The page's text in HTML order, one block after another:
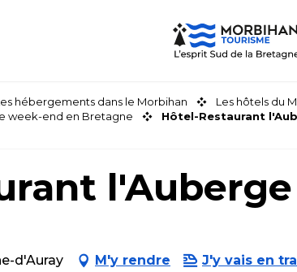
hébergements dans le Morbihan
Les hôtels du
week-end en Bretagne
Hôtel-Restaurant
l'Auberge
d'Auray M'y rendre J'y vais en